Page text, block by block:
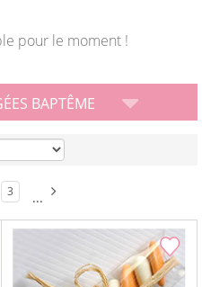
pour le moment !
BAPTÊME
3 ...